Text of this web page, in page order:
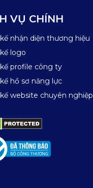
VỤ CHÍNH
nhận diện thương hiệu
logo
profile công ty
hồ sơ năng lực
website chuyên nghiệp